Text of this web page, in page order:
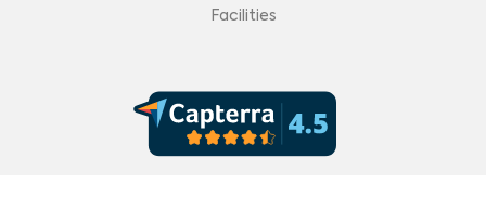
Facilities